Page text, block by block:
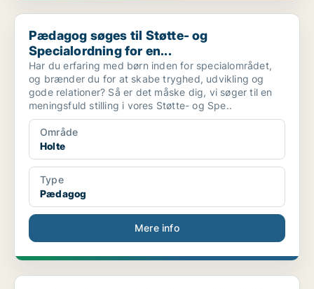
Pædagog søges til Støtte- og Specialordning for en...
Pædagog søges til Støtte- og
Specialordning for en...
Har du erfaring med børn inden for specialområdet,
og brænder du for at skabe tryghed, udvikling og
gode relationer? Så er det måske dig, vi søger til en
meningsfuld stilling i vores Støtte- og Spe..
Område
Holte
Type
Pædagog
Mere info
Pædagogiske assistent søges til Støtte- og Special...